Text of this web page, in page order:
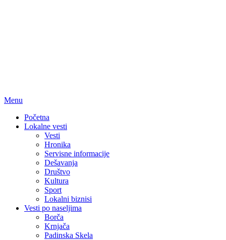
Menu
Početna
Lokalne vesti
Vesti
Hronika
Servisne informacije
Dešavanja
Društvo
Kultura
Sport
Lokalni biznisi
Vesti po naseljima
Borča
Krnjača
Padinska Skela